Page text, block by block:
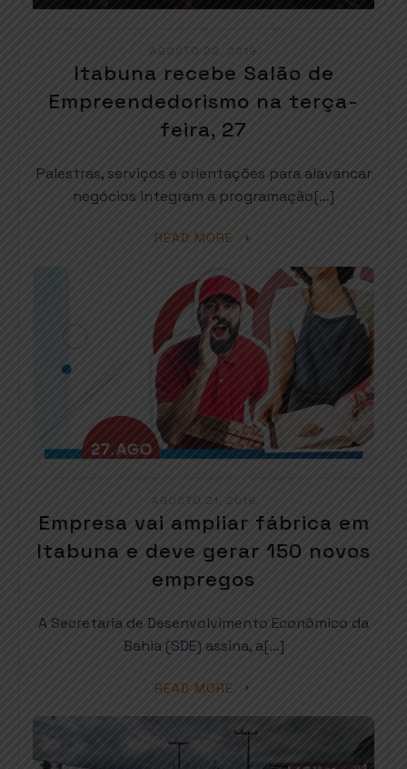
AGOSTO 22, 2019
Itabuna recebe Salão de
Empreendedorismo na terça-
feira, 27
Palestras, serviços e orientações para alavancar
negócios integram a programação[…]
READ MORE
AGOSTO 21, 2019
Empresa vai ampliar fábrica em
Itabuna e deve gerar 150 novos
empregos
A Secretaria de Desenvolvimento Econômico da
Bahia (SDE) assina, a[…]
READ MORE